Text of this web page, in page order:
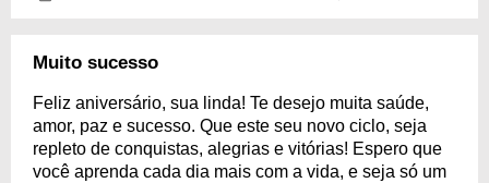
Muito sucesso
Feliz aniversário, sua linda! Te desejo muita saúde,
amor, paz e sucesso. Que este seu novo ciclo, seja
repleto de conquistas, alegrias e vitórias! Espero que
você aprenda cada dia mais com a vida, e seja só um